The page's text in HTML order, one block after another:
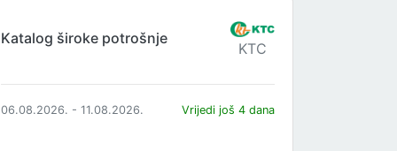
Katalog široke potrošnje
KTC
06.08.2026. - 11.08.2026. Vrijedi još 4 dana